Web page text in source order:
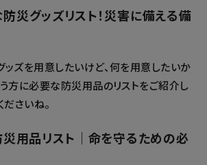
╍ ╍ ╍
╍ 保
利で
╍ ╍ ╍
╍ ╍ ╍
ちらの
●全面撥水生地で雨天で
仕様🤩 安全に避難できる
浸水10cm以下の目安にも
すと、 リュックのベルト
るくし
の点灯
の形で
り、 持
ように
に使っ
スタン
い！ 災害時だけではな
ごはんを食べよう✨ ╍ ╍
╍ ╍ ╍ ╍ ╍ ╍ ╍ ╍ ╍
😭🧡皆様のコメント、 な
災グッズリスト！災害に備える備
ズを用意したいけど、何を用意したいか
方に必要な防災用品のリストをご紹介し
ださいね。
用品リスト｜命を守るための必